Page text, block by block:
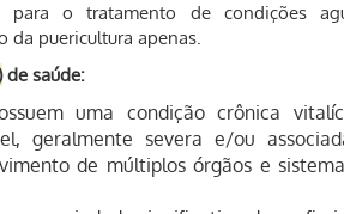
para o tratamento de condições
da puericultura apenas.
de saúde:
uma condição crônica
geralmente severa e/ou
de múltiplos órgãos e